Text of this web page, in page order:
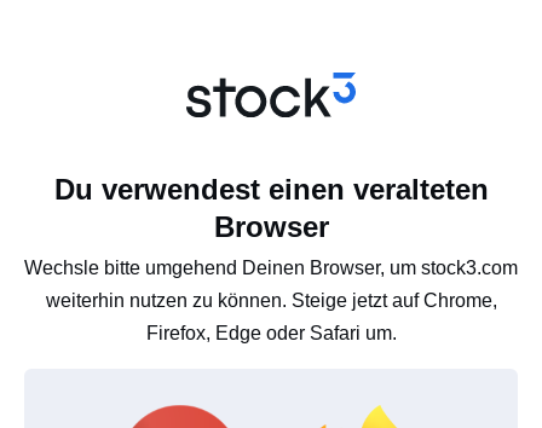
Du verwendest einen veralteten
Browser
Wechsle bitte umgehend Deinen Browser, um stock3.com
weiterhin nutzen zu können. Steige jetzt auf Chrome,
Firefox, Edge oder Safari um.